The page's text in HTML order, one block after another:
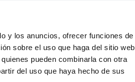
y los anuncios, ofrecer funciones de
sobre el uso que haga del sitio web
pueden combinarla con otra
del uso que haya hecho de sus
Trabaja con nosotros